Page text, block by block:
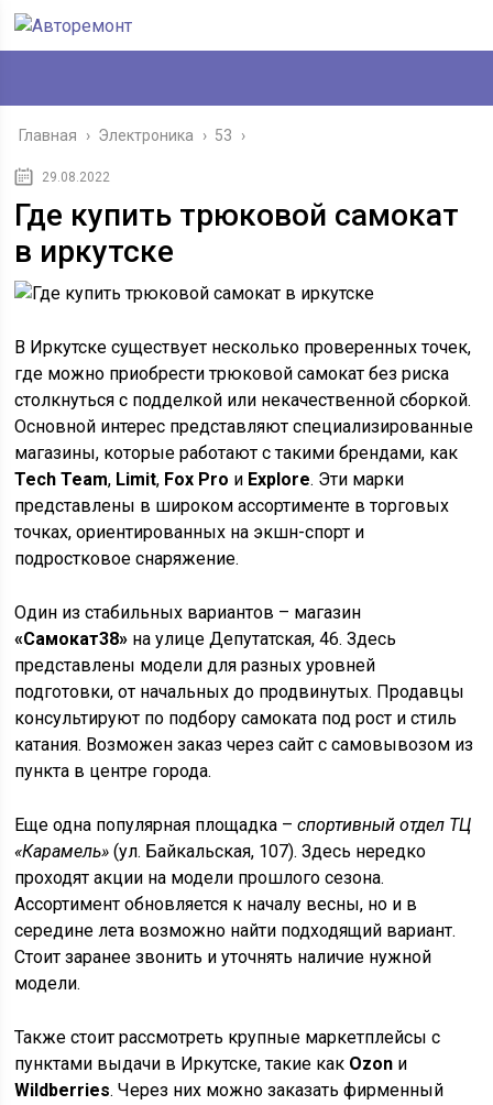
Главная › Электроника › 53 ›
29.08.2022
Где купить трюковой самокат
в иркутске
В Иркутске существует несколько проверенных точек,
где можно приобрести трюковой самокат без риска
столкнуться с подделкой или некачественной сборкой.
Основной интерес представляют специализированные
магазины, которые работают с такими брендами, как
Tech Team, Limit, Fox Pro и Explore. Эти марки
представлены в широком ассортименте в торговых
точках, ориентированных на экшн-спорт и
подростковое снаряжение.
Один из стабильных вариантов – магазин
«Самокат38» на улице Депутатская, 46. Здесь
представлены модели для разных уровней
подготовки, от начальных до продвинутых. Продавцы
консультируют по подбору самоката под рост и стиль
катания. Возможен заказ через сайт с самовывозом из
пункта в центре города.
Еще одна популярная площадка –спортивный отдел ТЦ
«Карамель» (ул. Байкальская, 107). Здесь нередко
проходят акции на модели прошлого сезона.
Ассортимент обновляется к началу весны, но и в
середине лета возможно найти подходящий вариант.
Стоит заранее звонить и уточнять наличие нужной
модели.
Также стоит рассмотреть крупные маркетплейсы с
пунктами выдачи в Иркутске, такие как Ozon и
Wildberries. Через них можно заказать фирменный